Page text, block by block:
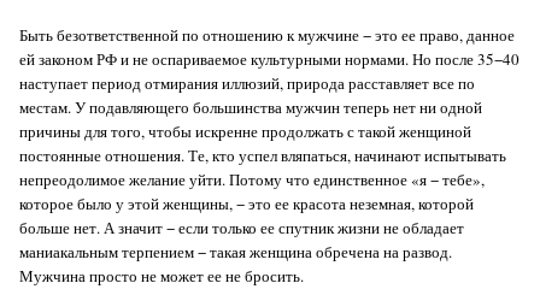
Быть безответственной по отношению к мужчине − это ее право, данное
ей законом РФ и не оспариваемое культурными нормами. Но после 35−40
наступает период отмирания иллюзий, природа расставляет все по
местам. У подавляющего большинства мужчин теперь нет ни одной
причины для того, чтобы искренне продолжать с такой женщиной
постоянные отношения. Те, кто успел вляпаться, начинают испытывать
непреодолимое желание уйти. Потому что единственное «я − тебе»,
которое было у этой женщины, − это ее красота неземная, которой
больше нет. А значит − если только ее спутник жизни не обладает
маниакальным терпением − такая женщина обречена на развод.
Мужчина просто не может ее не бросить.